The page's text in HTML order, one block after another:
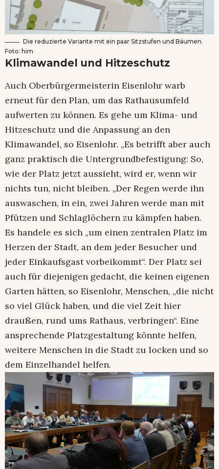
Die reduzierte Variante mit ein paar Sitzstufen und Bäumen.
Foto: him
Klimawandel und Hitzeschutz
Auch Oberbürgermeisterin Eisenlohr warb
erneut für den Plan, um das Rathausumfeld
aufwerten zu können. Es gehe um Klima- und
Hitzeschutz und die Anpassung an den
Klimawandel, so Eisenlohr. „Es betrifft aber auch
ganz praktisch die Untergrundbefestigung: So,
wie der Platz jetzt aussieht, wird er, wenn wir
nichts tun, nicht bleiben. „Der Regen werde ihn
auswaschen, in ein, zwei Jahren werde man mit
Pfützen und Schlaglöchern zu kämpfen haben.
Es handele es sich „um einen zentralen Platz im
Herzen der Stadt, an dem jeder Besucher und
jeder Einkaufsgast vorbeikommt“. Der Platz sei
auch für diejenigen gedacht, die keinen eigenen
Garten hätten, so Eisenlohr, Menschen, „die nicht
so viel Glück haben, und die viel Zeit hier
draußen, rund ums Rathaus, verbringen“. Eine
ansprechende Platzgestaltung könnte helfen,
weitere Menschen in die Stadt zu locken und so
dem Einzelhandel helfen.